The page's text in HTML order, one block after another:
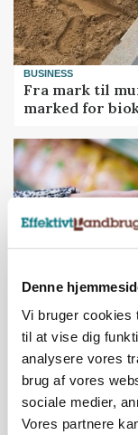
Denne
Vi bruger cookies
til at vise dig
analysere vores
brug af vores
sociale medier,
Vores partnere
BUSINESS
Fra mark til
marked for
MARKEDSFOKUS
Prisgab på 20
presser